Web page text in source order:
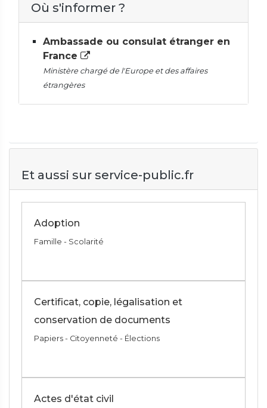
Où s'informer ?
Ambassade ou consulat étranger en
France
Ministère chargé de l'Europe et des affaires
étrangères
Et aussi sur service-public.fr
Adoption
Famille - Scolarité
Certificat, copie, légalisation et
conservation de documents
Papiers - Citoyenneté - Élections
Actes d'état civil